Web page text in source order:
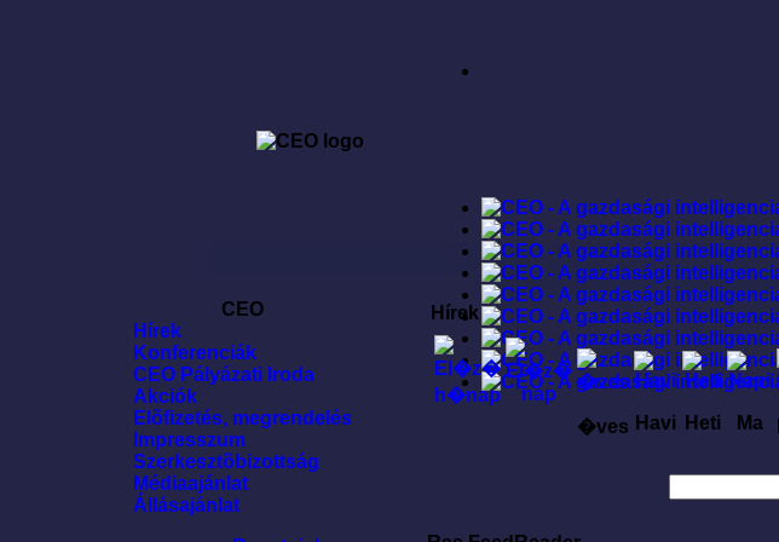
CEO
Hírek
Konferenciák
CEO Pályázati Iroda
Akciók
Elõfizetés, megrendelés
Impresszum
Szerkesztõbizottság
Médiaajánlat
Állásajánlat
Hírek
�ves Havi Heti Ma